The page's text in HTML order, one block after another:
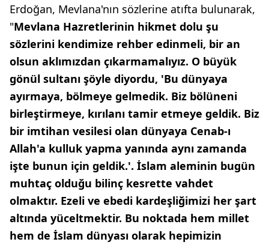
Erdoğan, Mevlana'nın sözlerine atıfta bulunarak,
"Mevlana Hazretlerinin hikmet dolu şu
sözlerini kendimize rehber edinmeli, bir an
olsun aklımızdan çıkarmamalıyız. O büyük
gönül sultanı şöyle diyordu, 'Bu dünyaya
ayırmaya, bölmeye gelmedik. Biz bölüneni
birleştirmeye, kırılanı tamir etmeye geldik. Biz
bir imtihan vesilesi olan dünyaya Cenab-ı
Allah'a kulluk yapma yanında aynı zamanda
işte bunun için geldik.'. İslam aleminin bugün
muhtaç olduğu bilinç kesrette vahdet
olmaktır. Ezeli ve ebedi kardeşliğimizi her şart
altında yüceltmektir. Bu noktada hem millet
hem de İslam dünyası olarak hepimizin